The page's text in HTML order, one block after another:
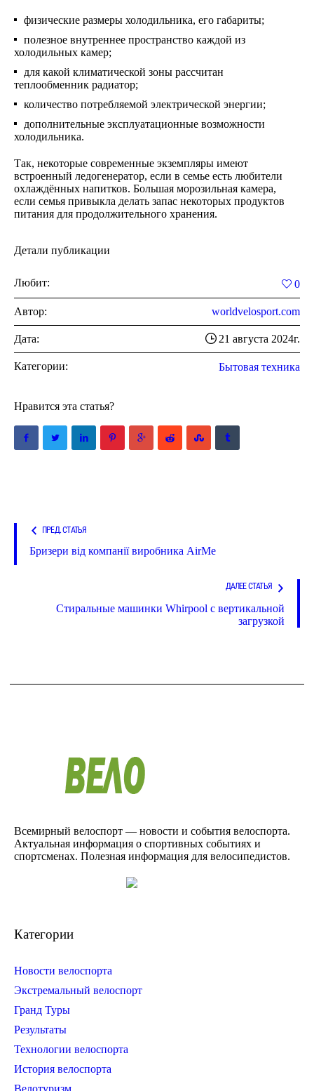
физические размеры холодильника, его габариты;
полезное внутреннее пространство каждой из
холодильных камер;
для какой климатической зоны рассчитан
теплообменник радиатор;
количество потребляемой электрической энергии;
дополнительные эксплуатационные возможности
холодильника.
Так, некоторые современные экземпляры имеют
встроенный ледогенератор, если в семье есть любители
охлаждённых напитков. Большая морозильная камера,
если семья привыкла делать запас некоторых продуктов
питания для продолжительного хранения.
Детали публикации
Любит: 0
Автор: worldvelosport.com
Дата: 21 августа 2024г.
Категории: Бытовая техника
Нравится эта статья?
ПРЕД. СТАТЬЯ
Бризери від компанії виробника AirMe
ДАЛЕЕ СТАТЬЯ
Стиральные машинки Whirpool с вертикальной
загрузкой
Всемирный велоспорт — новости и события велоспорта.
Актуальная информация о спортивных событиях и
спортсменах. Полезная информация для велосипедистов.
Категории
Новости велоспорта
Экстремальный велоспорт
Гранд Туры
Результаты
Технологии велоспорта
История велоспорта
Велотуризм